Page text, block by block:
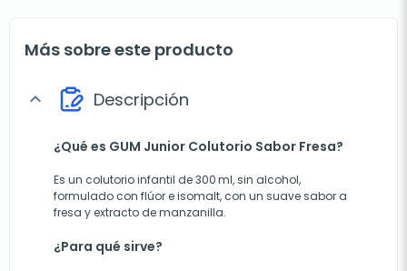
Más sobre este producto
expand_more Descripción
¿Qué es GUM Junior Colutorio Sabor Fresa?
Es un colutorio infantil de 300 ml, sin alcohol,
formulado con flúor e isomalt, con un suave sabor a
fresa y extracto de manzanilla.
¿Para qué sirve?